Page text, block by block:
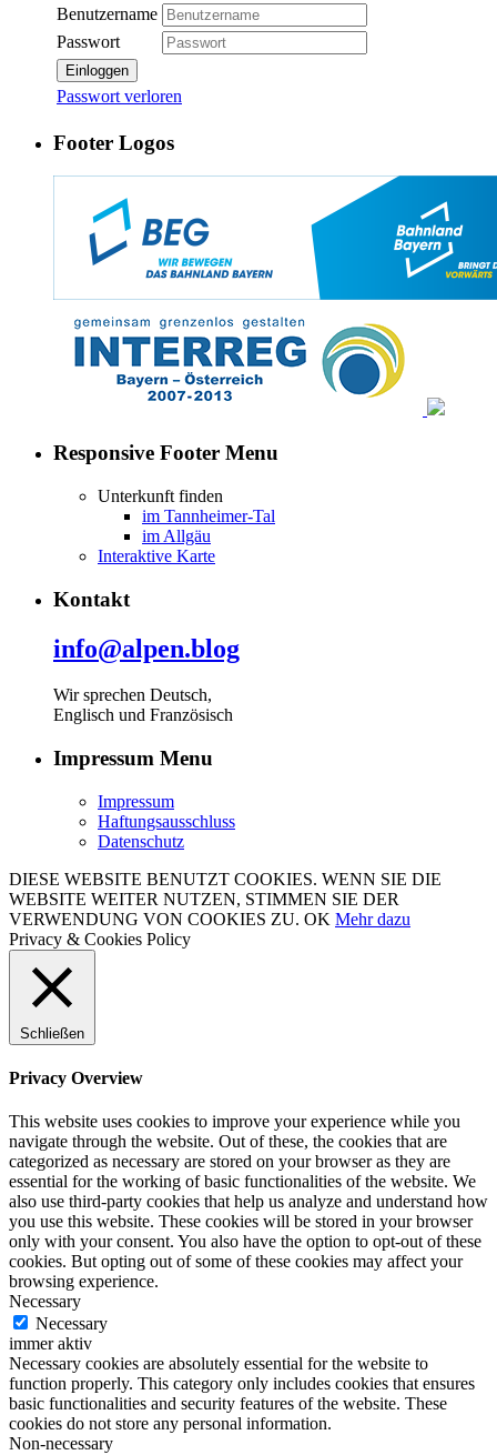
Benutzername
Passwort
Einloggen
Passwort verloren
Footer Logos
Responsive Footer Menu
Unterkunft finden
im Tannheimer-Tal
im Allgäu
Interaktive Karte
Kontakt
info@alpen.blog
Wir sprechen Deutsch,
Englisch und Französisch
Impressum Menu
Impressum
Haftungsausschluss
Datenschutz
DIESE WEBSITE BENUTZT COOKIES. WENN SIE DIE
WEBSITE WEITER NUTZEN, STIMMEN SIE DER
VERWENDUNG VON COOKIES ZU. OK Mehr dazu
Privacy & Cookies Policy
Schließen
Privacy Overview
This website uses cookies to improve your experience while you
navigate through the website. Out of these, the cookies that are
categorized as necessary are stored on your browser as they are
essential for the working of basic functionalities of the website. We
also use third-party cookies that help us analyze and understand how
you use this website. These cookies will be stored in your browser
only with your consent. You also have the option to opt-out of these
cookies. But opting out of some of these cookies may affect your
browsing experience.
Necessary
Necessary
immer aktiv
Necessary cookies are absolutely essential for the website to
function properly. This category only includes cookies that ensures
basic functionalities and security features of the website. These
cookies do not store any personal information.
Non-necessary